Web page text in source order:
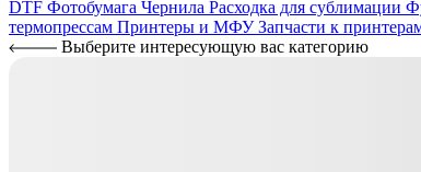
DTF Фотобумага Чернила Расходка для сублимации
термопрессам Принтеры и МФУЗапчасти к
Выберите интересующую вас категорию